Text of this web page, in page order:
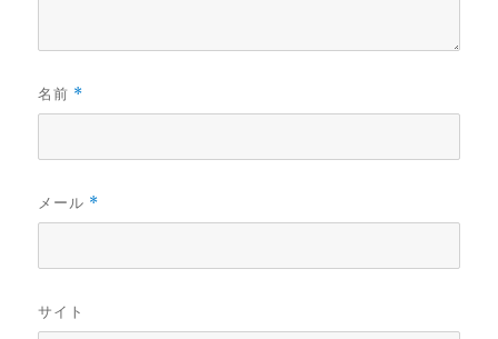
名前 *
メール *
サイト